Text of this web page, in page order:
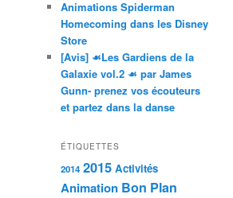
Animations Spiderman
Homecoming dans les Disney
Store
[Avis] ☙Les Gardiens de la
Galaxie vol.2 ☙ par James
Gunn- prenez vos écouteurs
et partez dans la danse
ÉTIQUETTES
2014 2015 Activités
Animation Bon Plan